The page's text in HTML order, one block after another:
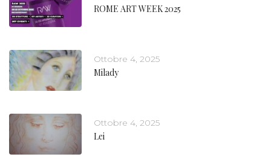
ROME ART WEEK 2025
Ottobre 4, 2025
Milady
Ottobre 4, 2025
Lei